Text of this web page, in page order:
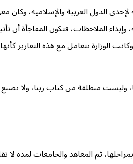
الدول العربية والإسلامية، وكان
وإبداء الملاحظات، فتكون المفاجأة
الوزارة تتعامل مع هذه التقارير
وليست منطلقة من كتاب ربنا، ولا